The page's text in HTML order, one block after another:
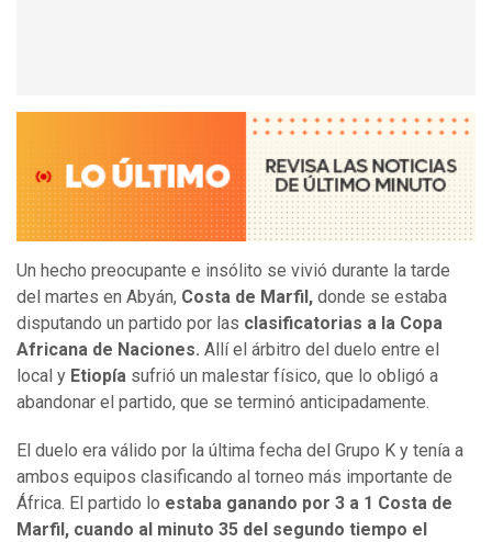
Un hecho preocupante e insólito se vivió durante la tarde
del martes en Abyán, Costa de Marfil, donde se estaba
disputando un partido por las clasificatorias a la Copa
Africana de Naciones. Allí el árbitro del duelo entre el
local y Etiopía sufrió un malestar físico, que lo obligó a
abandonar el partido, que se terminó anticipadamente.
El duelo era válido por la última fecha del Grupo K y tenía a
ambos equipos clasificando al torneo más importante de
África. El partido lo estaba ganando por 3 a 1 Costa de
Marfil, cuando al minuto 35 del segundo tiempo el